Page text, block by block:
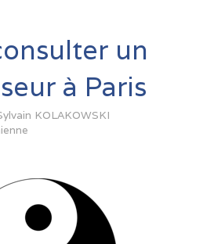
un
à Paris
KOLAKOWSKI